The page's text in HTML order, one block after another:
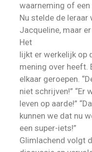
waarneming of een
Nu stelde de leraar
Jacqueline, maar
Het
lijkt er werkelijk op
mening over heeft.
elkaar geroepen.
niet schrijven!” “Er
leven op aarde!”
kunnen we dat nu
een super-iets!”
Glimlachend volgt